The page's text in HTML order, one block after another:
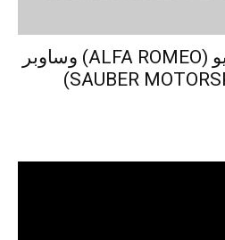
الشراكة بين ألفا روميو (ALFA ROMEO) وساوبر
موتورسبورت (SAUBER MOTORSPORT)